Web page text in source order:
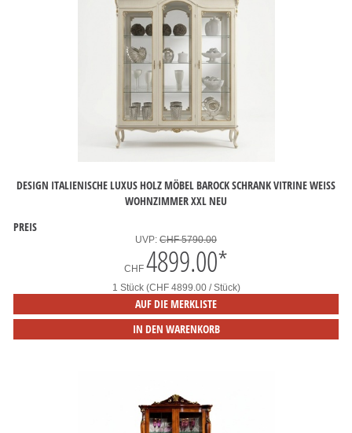
DESIGN ITALIENISCHE LUXUS HOLZ MÖBEL BAROCK SCHRANK VITRINE WEISS W
OHNZIMMER XXL NEU
PREIS
UVP: CHF 5790.00
CHF 4899.00*
1 Stück (CHF 4899.00 / Stück)
AUF DIE MERKLISTE
IN DEN WARENKORB